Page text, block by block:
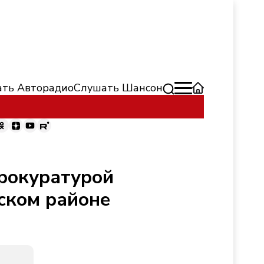
АвторадиоСлушать Шансон
районе